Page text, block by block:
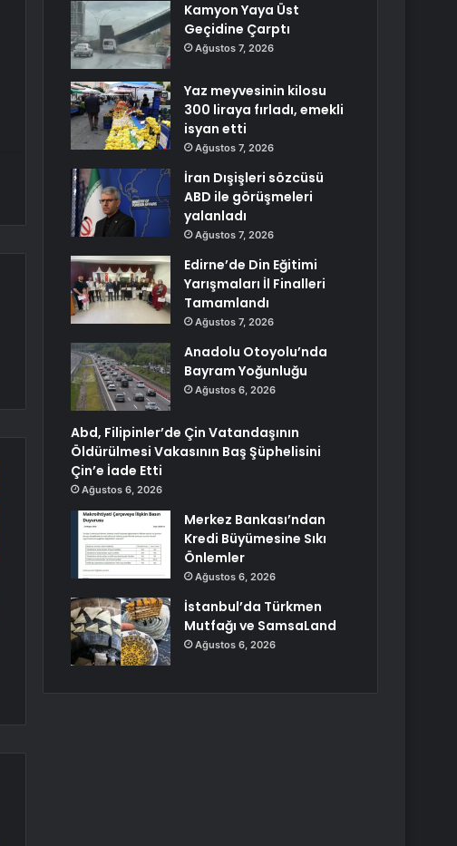
Kamyon Yaya Üst
Geçidine Çarptı
Ağustos 7, 2026
Yaz meyvesinin kilosu
300 liraya fırladı, emekli
isyan etti
Ağustos 7, 2026
İran Dışişleri sözcüsü
ABD ile görüşmeleri
yalanladı
Ağustos 7, 2026
Edirne’de Din Eğitimi
Yarışmaları İl Finalleri
Tamamlandı
Ağustos 7, 2026
Anadolu Otoyolu’nda
Bayram Yoğunluğu
Ağustos 6, 2026
Abd, Filipinler’de Çin Vatandaşının
Öldürülmesi Vakasının Baş Şüphelisini
Çin’e İade Etti
Ağustos 6, 2026
Merkez Bankası’ndan
Kredi Büyümesine Sıkı
Önlemler
Ağustos 6, 2026
İstanbul’da Türkmen
Mutfağı ve SamsaLand
Ağustos 6, 2026